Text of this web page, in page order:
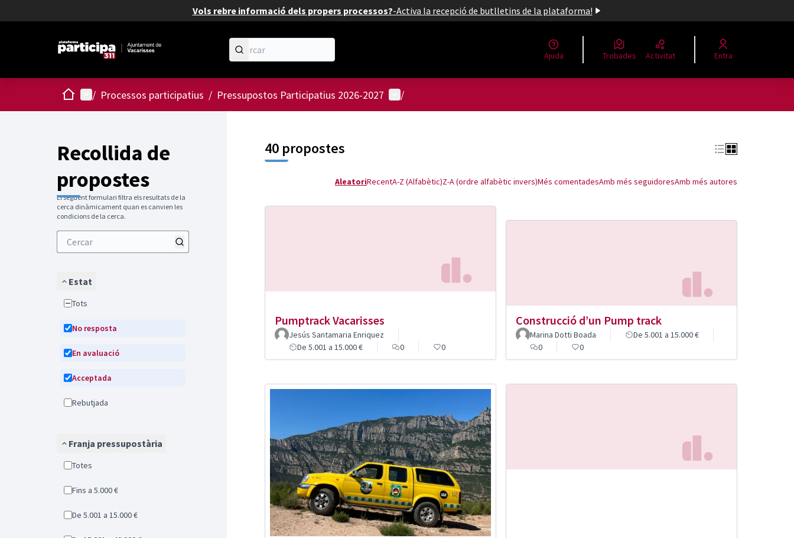
Vols rebre informació dels propers processos?-Activa la recepció de butlletins de la plataforma!
Ajuda Trobades Activitat Entra
Inici Menú principal
/ Processos participatius / Pressupostos Participatius 2026-2027 Menú d'usuari
/
Recollida de
propostes
El següent formulari filtra els resultats de la
cerca dinàmicament quan es canvien les
condicions de la cerca.
Estat
Tots
No resposta
En avaluació
Acceptada
Rebutjada
Franja pressupostària
Totes
Fins a 5.000 €
De 5.001 a 15.000 €
40 propostes
AleatoriRecentA-Z (Alfabètic)Z-A (ordre alfabètic invers)Més comentadesAmb més seguidoresAmb més autores
Pumptrack Vacarisses
Jesús Santamaria Enriquez
De 5.001 a 15.000 €
0 0
Construcció d’un Pump track
Marina Dotti Boada
De 5.001 a 15.000 €
0
0